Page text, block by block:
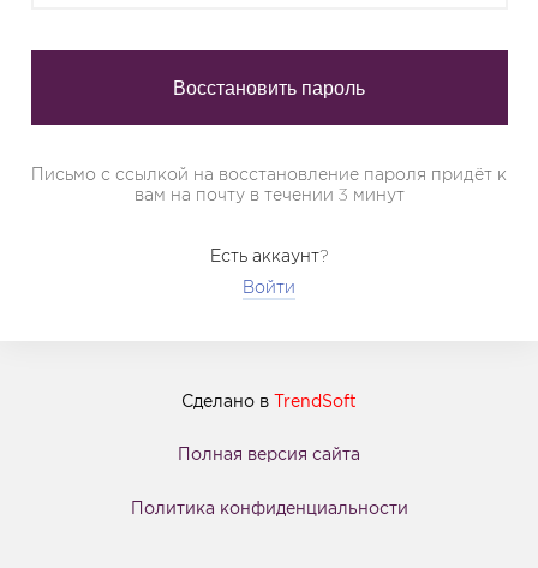
Письмо с ссылкой на восстановление пароля придёт к
вам на почту в течении 3 минут
Есть аккаунт?
Войти
Сделано в TrendSoft
Полная версия сайта
Политика конфиденциальности